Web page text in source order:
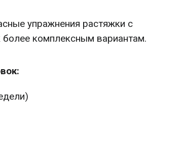
упражнения растяжки с
комплексным вариантам.